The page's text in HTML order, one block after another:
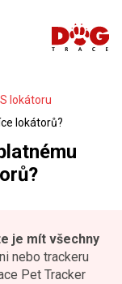
lokátoru
lokátorů?
je mít všechny
nebo trackeru
Pet Tracker